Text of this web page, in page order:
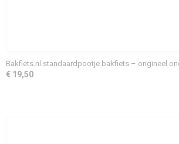
Bakfiets.nl standaardpootje bakfiets – origineel
€ 19,50